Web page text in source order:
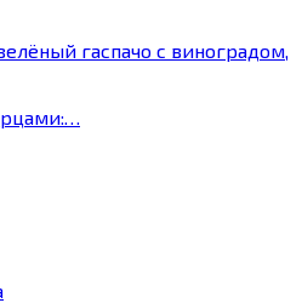
гаспачо с виноградом,